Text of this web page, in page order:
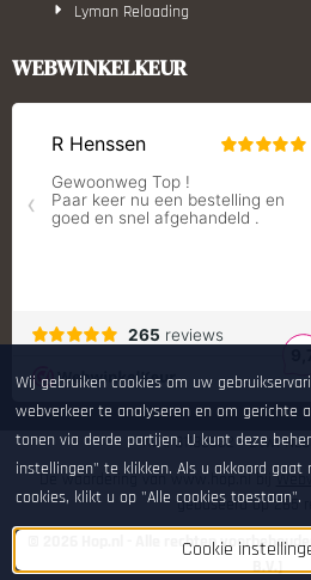
Lyman Reloading
Monstrum Tactical
S.T. Dupont
Shooters Global
Shooting Technology - Reloading
Tier One Bipods
Ugly Reloading - Derraco Enginee
Vortex Optics
Zippo
WEBWINKELKEUR
KvK: 81180632 - Btw:
De waardering van www.hop.nl bij
gebaseerd op 265
© 2026 Hop.nl - Alle rechten
B.V.]
Wij gebruiken cookies om uw
webverkeer te analyseren en om gerichte
tonen via derde partijen. U kunt deze
instellingen" te klikken. Als u akkoord gaat
cookies, klikt u op "Alle cookies toestaan".
Cookie